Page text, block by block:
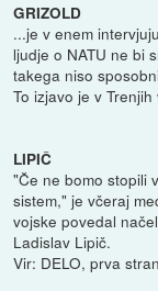
GRIZOLD
...je v enem
ljudje o NATU ne bi
takega niso
To izjavo je v
LIPIČ
"Če ne bomo stopili
sistem," je včeraj
vojske povedal
Ladislav Lipič.
Vir: DELO, prva